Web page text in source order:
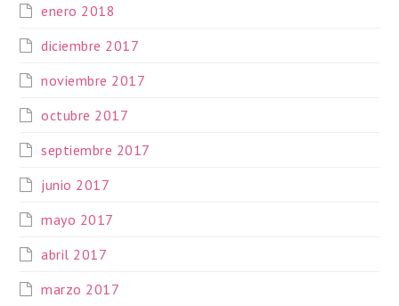
enero 2018
diciembre 2017
noviembre 2017
octubre 2017
septiembre 2017
junio 2017
mayo 2017
abril 2017
marzo 2017